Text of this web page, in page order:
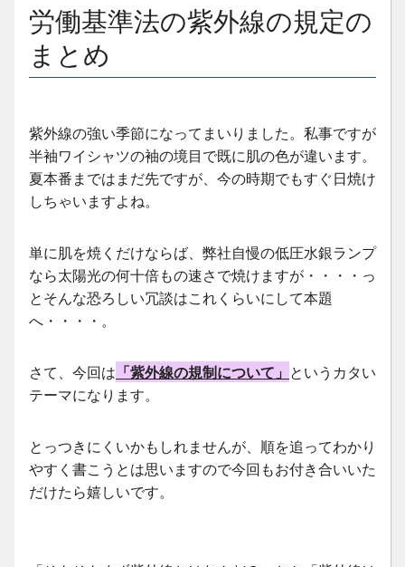
労働基準法の紫外線の規定の
まとめ
紫外線の強い季節になってまいりました。私事ですが
半袖ワイシャツの袖の境目で既に肌の色が違います。
夏本番まではまだ先ですが、今の時期でもすぐ日焼け
しちゃいますよね。
単に肌を焼くだけならば、弊社自慢の低圧水銀ランプ
なら太陽光の何十倍もの速さで焼けますが・・・・っ
とそんな恐ろしい冗談はこれくらいにして本題
へ・・・・。
さて、今回は 「紫外線の規制について」 というカタい
テーマになります。
とっつきにくいかもしれませんが、順を追ってわかり
やすく書こうとは思いますので今回もお付き合いいた
だけたら嬉しいです。